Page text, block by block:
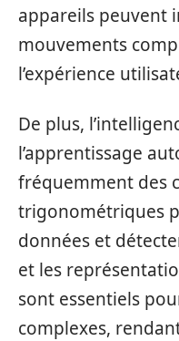
appareils peuvent
mouvements
l’expérience
De plus,
l’apprentissage
fréquemment des
trigonométriques
données et
et les
sont essentiels
complexes,